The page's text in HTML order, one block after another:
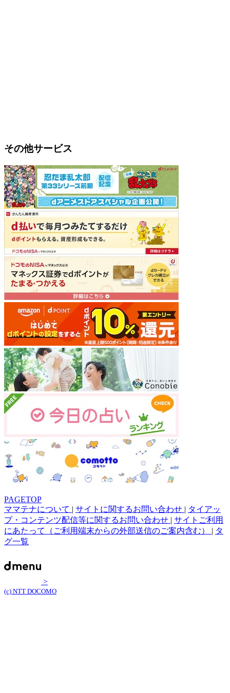
その他サービス
PAGETOP
ママテナについて | サイトに関するお問い合わせ | タイアッ
プ・コンテンツ配信等に関するお問い合わせ | サイトご利用
にあたって（ご利用端末からの外部送信のご案内含む） | タ
グ一覧
>
(c) NTT DOCOMO